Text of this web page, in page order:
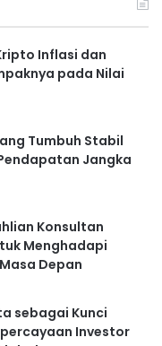
Inflasi dan
pada Nilai
Tumbuh Stabil
Jangka
Konsultan
Menghadapi
Depan
sebagai Kunci
Investor